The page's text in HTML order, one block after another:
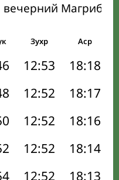
вечерний Магриб
Зухр Аср
12:53 18:18
12:52 18:17
12:52 18:16
12:52 18:14
12:52 18:13